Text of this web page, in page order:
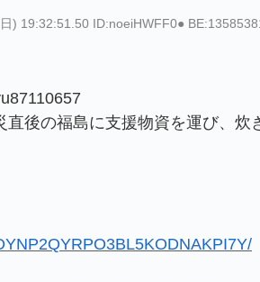
) 19:32:51.50 ID:noeiHWFF0●
後の福島に支援物資を運び、炊